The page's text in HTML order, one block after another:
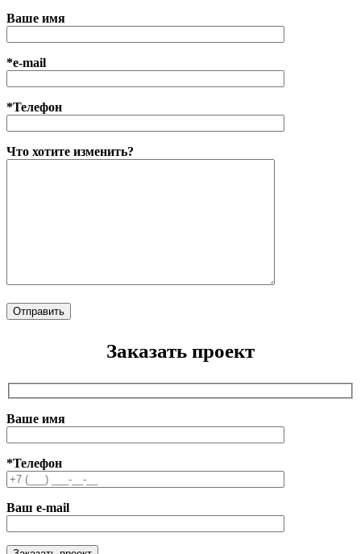
Ваше имя
*e-mail
*Телефон
Что хотите изменить?
Заказать проект
Ваше имя
*Телефон
Ваш e-mail